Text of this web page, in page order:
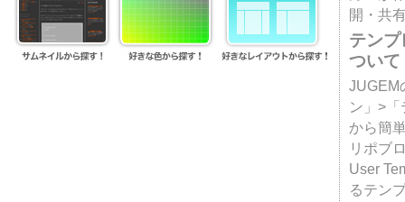
開・共
テン
ついて
JUGEM
ン」>
から簡
リポブ
User
るテン